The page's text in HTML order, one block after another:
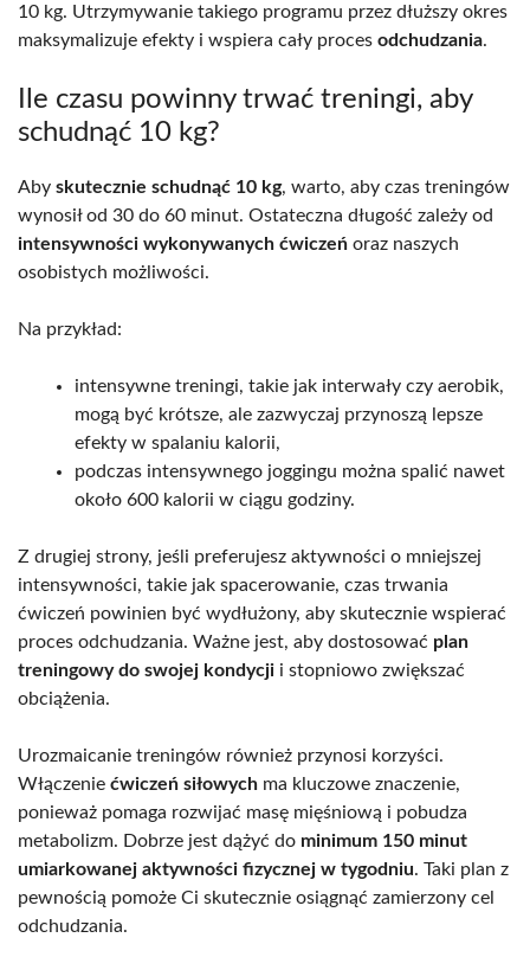
10 kg. Utrzymywanie takiego programu przez dłuższy okres
maksymalizuje efekty i wspiera cały proces odchudzania.
Ile czasu powinny trwać treningi, aby
schudnąć 10 kg?
Aby skutecznie schudnąć 10 kg, warto, aby czas treningów
wynosił od 30 do 60 minut. Ostateczna długość zależy od
intensywności wykonywanych ćwiczeń oraz naszych
osobistych możliwości.
Na przykład:
intensywne treningi, takie jak interwały czy aerobik,
mogą być krótsze, ale zazwyczaj przynoszą lepsze
efekty w spalaniu kalorii,
podczas intensywnego joggingu można spalić nawet
około 600 kalorii w ciągu godziny.
Z drugiej strony, jeśli preferujesz aktywności o mniejszej
intensywności, takie jak spacerowanie, czas trwania
ćwiczeń powinien być wydłużony, aby skutecznie wspierać
proces odchudzania. Ważne jest, aby dostosować plan
treningowy do swojej kondycji i stopniowo zwiększać
obciążenia.
Urozmaicanie treningów również przynosi korzyści.
Włączenie ćwiczeń siłowych ma kluczowe znaczenie,
ponieważ pomaga rozwijać masę mięśniową i pobudza
metabolizm. Dobrze jest dążyć do minimum 150 minut
umiarkowanej aktywności fizycznej w tygodniu. Taki plan z
pewnością pomoże Ci skutecznie osiągnąć zamierzony cel
odchudzania.